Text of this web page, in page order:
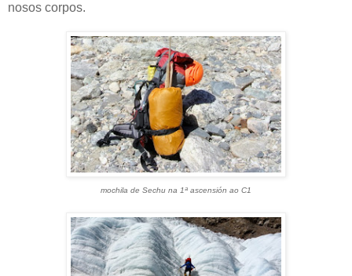
nosos corpos.
mochila de Sechu na 1ª ascensión ao C1